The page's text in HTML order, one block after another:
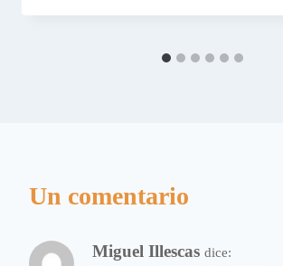
Un comentario
Miguel Illescas dice: